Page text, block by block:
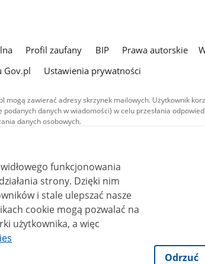
Profil zaufany BIP Prawa autorskie
Gov.pl
Ustawienia prywatności
mogą zawierać adresy skrzynek mailowych. Użytkownik
danych w wiadomości) w celu przesłania
danych osobowych.
w serwisie (z wyłączeniem treści audiowizualnych), są
Creative Commons: uznanie autorstwa - na tych samych
4.0). Materiały audiowizualne, w tym zdjęcia, materiały audio
typu Creative Commons: uznanie autorstwa użycie
(CC BY-NC-ND 4.0), o ile nie jest to stwierdzone inaczej.
funkcjonowania
strony. Dzięki nim
i stale ulepszać nasze
użytkownika, a więc
Odrzuć